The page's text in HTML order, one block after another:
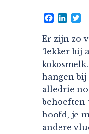
Facebook
Er zijn zo
‘lekker bij
hangen bij
alledrie
behoeften
hoofd, je
andere